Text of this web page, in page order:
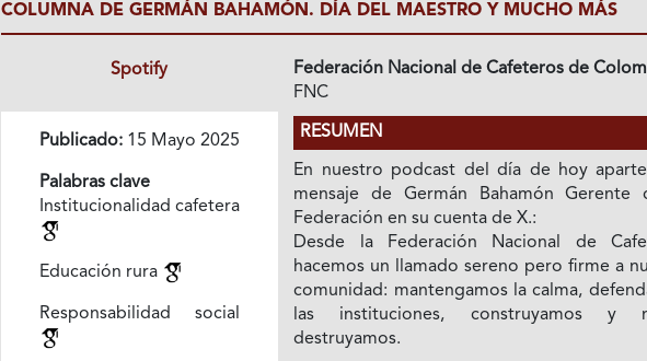
COLUMNA DE GERMÁN BAHAMÓN. DÍA DEL MAESTRO Y MUCHO MÁS
Spotify
Publicado:15 Mayo 2025
Palabras clave
Institucionalidad cafetera
Educación rura
Responsabilidad social
Federación Nacional de Cafeteros de
FNC
RESUMEN
En nuestro podcast del día de hoy
mensaje de Germán Bahamón Gerente
Federación en su cuenta de X.:
Desde la Federación Nacional de
hacemos un llamado sereno pero firme a
comunidad: mantengamos la calma,
las instituciones, construyamos y
destruyamos.